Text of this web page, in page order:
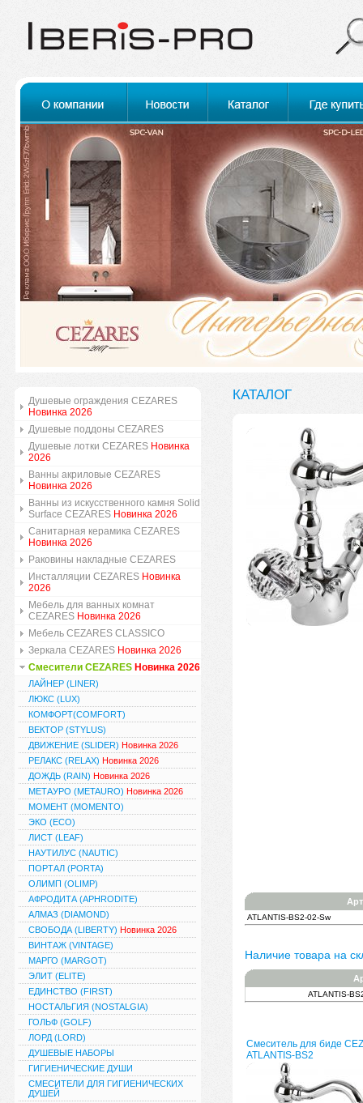
Душевые ограждения CEZARES
Новинка 2026
Душевые поддоны CEZARES
Душевые лотки CEZARES Новинка
2026
Ванны акриловые CEZARES
Новинка 2026
Ванны из искусственного камня Solid
Surface CEZARES Новинка 2026
Санитарная керамика CEZARES
Новинка 2026
Раковины накладные CEZARES
Инсталляции CEZARES Новинка
2026
Мебель для ванных комнат
CEZARES Новинка 2026
Мебель CEZARES CLASSICO
Зеркала CEZARES Новинка 2026
Смесители CEZARES Новинка 2026
ЛАЙНЕР (LINER)
ЛЮКС (LUX)
КОМФОРТ(COMFORT)
ВЕКТОР (STYLUS)
ДВИЖЕНИЕ (SLIDER) Новинка 2026
РЕЛАКС (RELAX) Новинка 2026
ДОЖДЬ (RAIN) Новинка 2026
МЕТАУРО (METAURO) Новинка 2026
МОМЕНТ (MOMENTO)
ЭКО (ECO)
ЛИСТ (LEAF)
НАУТИЛУС (NAUTIC)
ПОРТАЛ (PORTA)
ОЛИМП (OLIMP)
АФРОДИТА (APHRODITE)
АЛМАЗ (DIAMOND)
СВОБОДА (LIBERTY) Новинка 2026
ВИНТАЖ (VINTAGE)
МАРГО (MARGOT)
ЭЛИТ (ELITE)
ЕДИНСТВО (FIRST)
НОСТАЛЬГИЯ (NOSTALGIA)
ГОЛЬФ (GOLF)
ЛОРД (LORD)
ДУШЕВЫЕ НАБОРЫ
ГИГИЕНИЧЕСКИЕ ДУШИ
СМЕСИТЕЛИ ДЛЯ ГИГИЕНИЧЕСКИХ
ДУШЕЙ
КАТАЛОГ
ATLANTIS-BS2-02-Sw
Наличие товара на
ATLANTIS-
Смеситель для биде
ATLANTIS-BS2